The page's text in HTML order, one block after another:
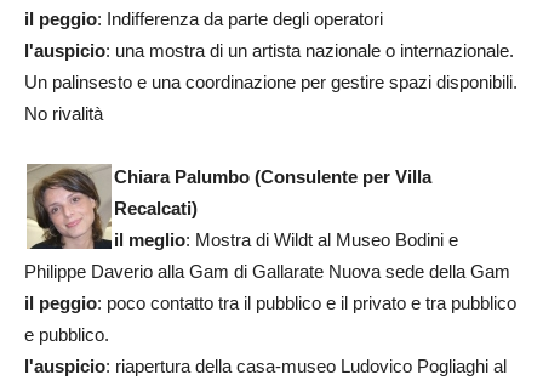
il peggio: Indifferenza da parte degli operatori
l'auspicio: una mostra di un artista nazionale o internazionale.
Un palinsesto e una coordinazione per gestire spazi disponibili.
No rivalità
Chiara Palumbo (Consulente per Villa
Recalcati)
il meglio: Mostra di Wildt al Museo Bodini e
Philippe Daverio alla Gam di Gallarate Nuova sede della Gam
il peggio: poco contatto tra il pubblico e il privato e tra pubblico
e pubblico.
l'auspicio: riapertura della casa-museo Ludovico Pogliaghi al